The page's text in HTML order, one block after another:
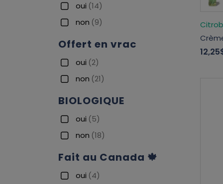
oui (14)
non (9)
Offert en vrac
oui (2)
non (21)
BIOLOGIQUE
oui (5)
non (18)
Fait au Canada 🍁
oui (4)